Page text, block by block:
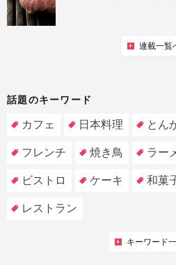
連載一覧
話題のキーワード
カフェ 日本料理 とん
フレンチ 焼き鳥 ラー
ビストロ ケーキ 和菓
レストラン
キーワード